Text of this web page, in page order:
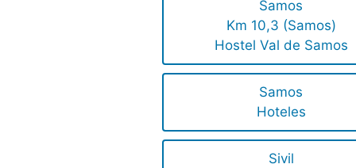
Samos
Km 10,3 (Samos)
Hostel Val de Samos
Samos
Hoteles
Sivil